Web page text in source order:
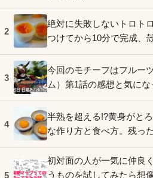
2
絶対に失敗しないトロト
つけてから10分で完成、
3
今回のモチーフはフルー
ム）第1話の感想と気にな
4
半熟を超える!?黄身がと
な作り方と食べ方。残っ
5
初対面の人が一気に仲良
うものを試してみたら想